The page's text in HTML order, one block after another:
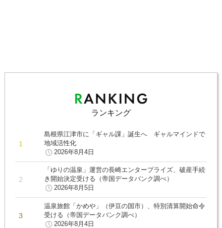
ランキング
島根県江津市に「ギャル課」誕生へ ギャルマインドで
地域活性化
2026年8月4日
「ゆりの温泉」運営の長崎エンタープライズ、破産手続
き開始決定受ける（帝国データバンク調べ）
2026年8月5日
温泉旅館「かめや」（伊豆の国市）、特別清算開始命令
受ける（帝国データバンク調べ）
2026年8月4日